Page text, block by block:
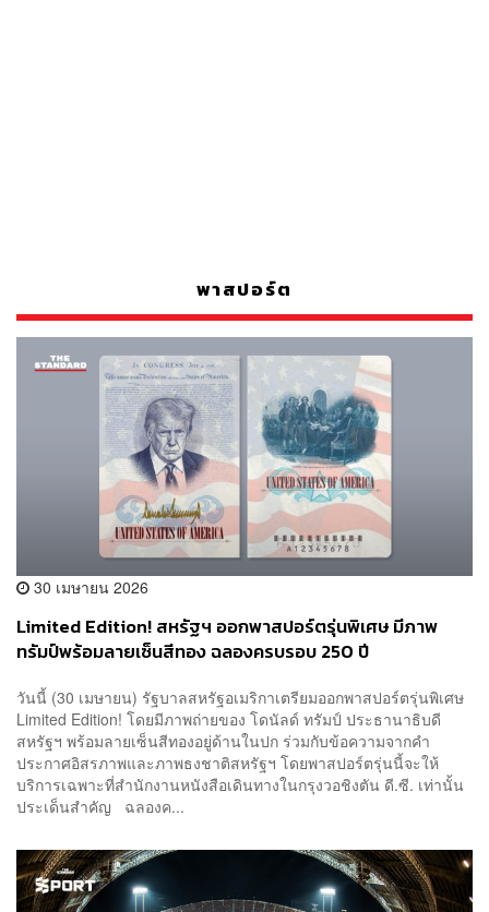
พาสปอร์ต
30 เมษายน 2026
Limited Edition! สหรัฐฯ ออกพาสปอร์ตรุ่นพิเศษ มีภาพ
ทรัมป์พร้อมลายเซ็นสีทอง ฉลองครบรอบ 250 ปี
วันนี้ (30 เมษายน) รัฐบาลสหรัฐอเมริกาเตรียมออกพาสปอร์ตรุ่นพิเศษ
Limited Edition! โดยมีภาพถ่ายของ โดนัลด์ ทรัมป์ ประธานาธิบดี
สหรัฐฯ พร้อมลายเซ็นสีทองอยู่ด้านในปก ร่วมกับข้อความจากคำ
ประกาศอิสรภาพและภาพธงชาติสหรัฐฯ โดยพาสปอร์ตรุ่นนี้จะให้
บริการเฉพาะที่สำนักงานหนังสือเดินทางในกรุงวอชิงตัน ดี.ซี. เท่านั้น
ประเด็นสำคัญ ฉลองค...